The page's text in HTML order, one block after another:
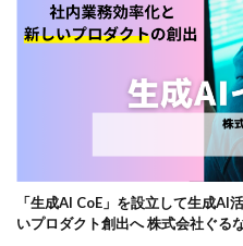
「生成AI CoE」を設立して生成AI
いプロダクト創出へ 株式会社ぐる